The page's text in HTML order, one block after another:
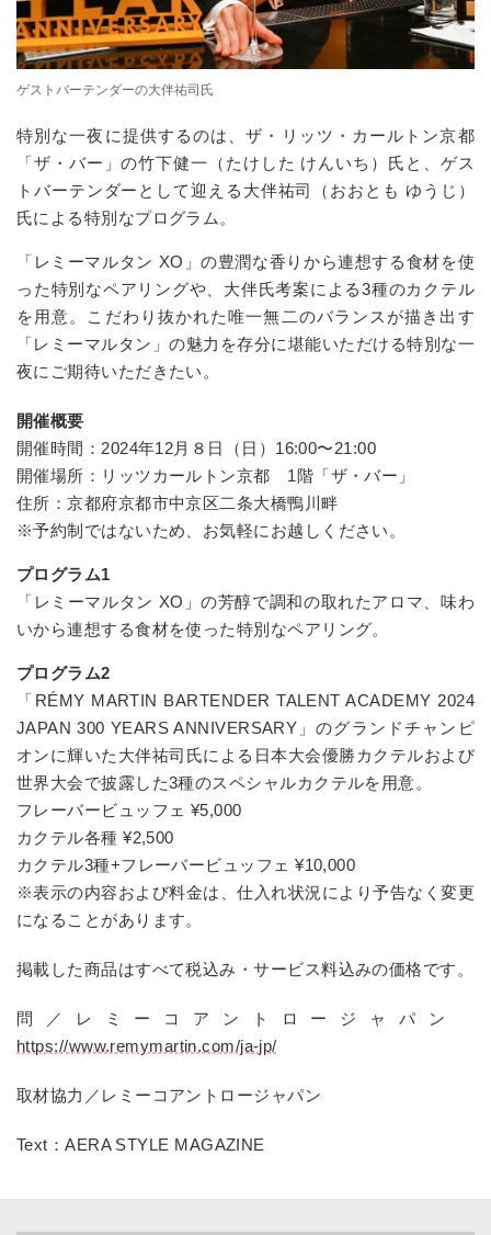
ゲストバーテンダーの大伴祐司氏
特別な一夜に提供するのは、ザ・リッツ・カールトン京都
「ザ・バー」の竹下健一（たけした けんいち）氏と、ゲス
トバーテンダーとして迎える大伴祐司（おおとも ゆうじ）
氏による特別なプログラム。
「レミーマルタン XO」の豊潤な香りから連想する食材を使
った特別なペアリングや、大伴氏考案による3種のカクテル
を用意。こだわり抜かれた唯一無二のバランスが描き出す
「レミーマルタン」の魅力を存分に堪能いただける特別な一
夜にご期待いただきたい。
開催概要
開催時間：2024年12月８日（日）16:00〜21:00
開催場所：リッツカールトン京都 1階「ザ・バー」
住所：京都府京都市中京区二条大橋鴨川畔
※予約制ではないため、お気軽にお越しください。
プログラム1
「レミーマルタン XO」の芳醇で調和の取れたアロマ、味わ
いから連想する食材を使った特別なペアリング。
プログラム2
「RÉMY MARTIN BARTENDER TALENT ACADEMY 2024
JAPAN 300 YEARS ANNIVERSARY」のグランドチャンピ
オンに輝いた大伴祐司氏による日本大会優勝カクテルおよび
世界大会で披露した3種のスペシャルカクテルを用意。
フレーバービュッフェ ¥5,000
カクテル各種 ¥2,500
カクテル3種+フレーバービュッフェ ¥10,000
※表示の内容および料金は、仕入れ状況により予告なく変更
になることがあります。
掲載した商品はすべて税込み・サービス料込みの価格です。
問／レミーコアントロージャパン
https://www.remymartin.com/ja-jp/
取材協力／レミーコアントロージャパン
Text：AERA STYLE MAGAZINE